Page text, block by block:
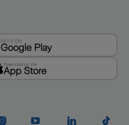
GET IT ON
Google Play
Download on the
App Store